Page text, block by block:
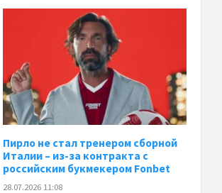
Пирло не стал тренером сборной
Италии – из-за контракта с
российским букмекером Fonbet
28.07.2026 11:08